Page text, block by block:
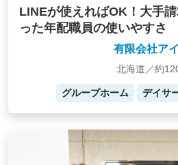
LINEが使えればOK！大手
った年配職員の使いやすさ
有限会社ア
北海道／約
グループホーム デイサ